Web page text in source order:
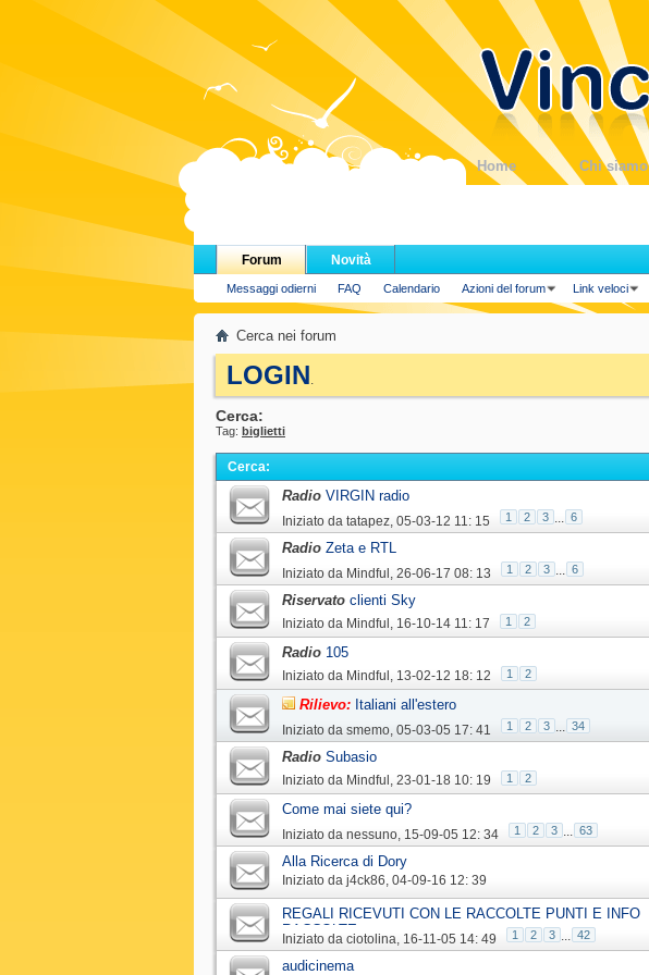
Home Chi siamo
Forum
Messaggi odierni FAQ Calendario Azioni del forum Link veloci
Novità
Cerca nei forum
LOGIN.
Cerca:
Tag: biglietti
Cerca:
Radio VIRGIN radio
Iniziato da tatapez‎, 05-03-12 11: 15 1 2 3 ... 6
Radio Zeta e RTL
Iniziato da Mindful ‎, 26-06-17 08: 13 1 2 3 ... 6
Riservato clienti Sky
Iniziato da Mindful ‎, 16-10-14 11: 17 1 2
Radio 105
Iniziato da Mindful ‎, 13-02-12 18: 12 1 2
Rilievo: Italiani all'estero
Iniziato da smemo‎, 05-03-05 17: 41 1 2 3 ... 34
Radio Subasio
Iniziato da Mindful ‎, 23-01-18 10: 19 1 2
Come mai siete qui?
Iniziato da nessuno‎, 15-09-05 12: 34 1 2 3 ... 63
Alla Ricerca di Dory
Iniziato da j4ck86‎, 04-09-16 12: 39
REGALI RICEVUTI CON LE RACCOLTE PUNTI E INFO
RACCOLTE
Iniziato da ciotolina‎, 16-11-05 14: 49 1 2 3 ... 42
audicinema